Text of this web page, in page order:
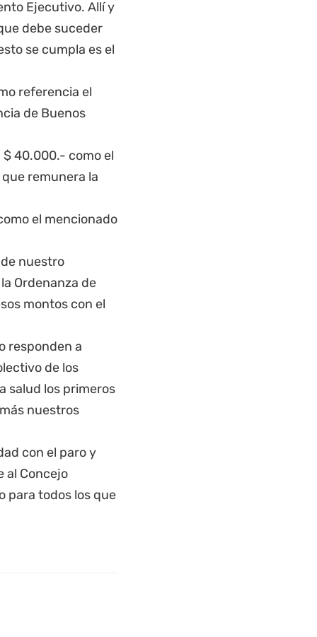
Ejecutivo. Allí y
debe suceder
se cumpla es el
referencia el
de Buenos
40.000.- como el
remunera la
el mencionado
nuestro
Ordenanza de
montos con el
responden a
de los
salud los primeros
nuestros
con el paro y
al Concejo
para todos los que